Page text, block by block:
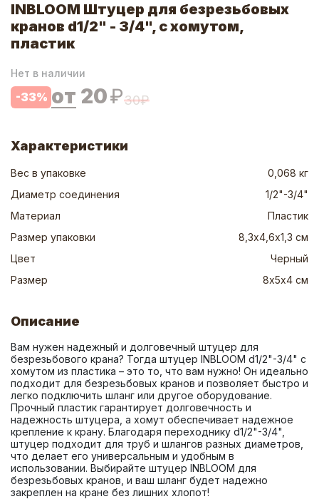
INBLOOM Штуцер для безрезьбовых
кранов d1/2" - 3/4", с хомутом,
пластик
Нет в наличии
-33% от 20₽30₽
Характеристики
Вес в упаковке
0,068 кг
Диаметр соединения
1/2"-3/4"
Материал
Пластик
Размер упаковки
8,3х4,6х1,3 см
Цвет
Черный
Размер
8х5х4 см
Описание
Вам нужен надежный и долговечный штуцер для
безрезьбового крана? Тогда штуцер INBLOOM d1/2"-3/4" с
хомутом из пластика – это то, что вам нужно! Он идеально
подходит для безрезьбовых кранов и позволяет быстро и
легко подключить шланг или другое оборудование.
Прочный пластик гарантирует долговечность и
надежность штуцера, а хомут обеспечивает надежное
крепление к крану. Благодаря переходнику d1/2"-3/4",
штуцер подходит для труб и шлангов разных диаметров,
что делает его универсальным и удобным в
использовании. Выбирайте штуцер INBLOOM для
безрезьбовых кранов, и ваш шланг будет надежно
закреплен на кране без лишних хлопот!